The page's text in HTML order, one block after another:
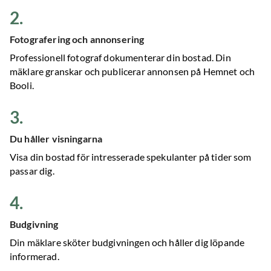
2.
Fotografering och annonsering
Professionell fotograf dokumenterar din bostad. Din
mäklare granskar och publicerar annonsen på Hemnet och
Booli.
3.
Du håller visningarna
Visa din bostad för intresserade spekulanter på tider som
passar dig.
4.
Budgivning
Din mäklare sköter budgivningen och håller dig löpande
informerad.